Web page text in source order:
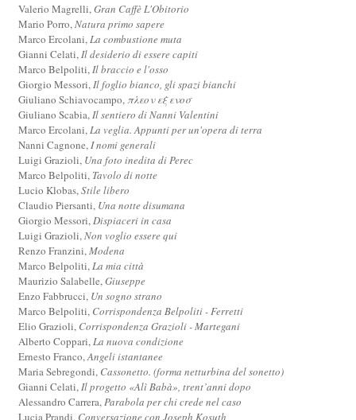
Valerio Magrelli,Gran Caffè L'Obitorio
Mario Porro,Natura primo sapere
Marco Ercolani,La combustione muta
Gianni Celati,Il desiderio di essere capiti
Marco Belpoliti,Il braccio e l'osso
Giorgio Messori,Il foglio bianco, gli spazi bianchi
Giuliano Schiavocampo,πλεον εξ ενοσ
Giuliano Scabia,Il sentiero di Nanni Valentini
Marco Ercolani,La veglia. Appunti per un'opera di terra
Nanni Cagnone,I nomi generali
Luigi Grazioli, Una foto inedita di Perec
Marco Belpoliti, Tavolo di notte
Lucio Klobas,Stile libero
Claudio Piersanti, Una notte disumana
Giorgio Messori,Dispiaceri in casa
Luigi Grazioli,Non voglio essere qui
Renzo Franzini,Modena
Marco Belpoliti,La mia città
Maurizio Salabelle,Giuseppe
Enzo Fabbrucci, Un sogno strano
Marco Belpoliti, Corrispondenza Belpoliti - Ferretti
Elio Grazioli, Corrispondenza Grazioli - Martegani
Alberto Coppari,La nuova condizione
Ernesto Franco,Angeli istantanee
Maria Sebregondi, Cassonetto. (forma netturbina del sonetto)
Gianni Celati,Il progetto «Alì Babà», trent’anni dopo
Alessandro Carrera,Parabola per chi crede nel caso
Lucia Prandi, Conversazione con Joseph Kosuth